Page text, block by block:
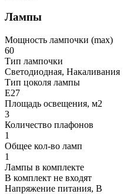
Лампы
Мощность лампочки (max)
60
Тип лампочки
Светодиодная, Накаливания
Тип цоколя лампы
E27
Площадь освещения, м2
3
Количество плафонов
1
Общее кол-во ламп
1
Лампы в комплекте
В комплект не входят
Напряжение питания, В